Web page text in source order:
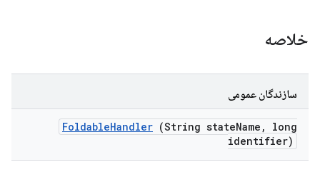
خلاصه
سازندگان عمومی
FoldableHandler (String stateName ,
long
identifier)